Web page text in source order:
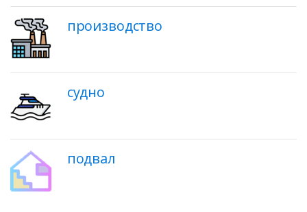
производство
судно
подвал